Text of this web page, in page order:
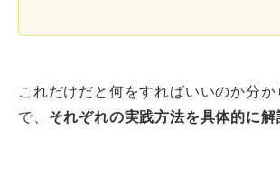
これだけだと何をすればいいのか分
で、 それぞれの実践方法を具体的に解